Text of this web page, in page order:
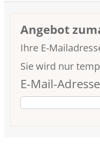
Angebot
Ihre E-
Sie wird nur
E-Mail-